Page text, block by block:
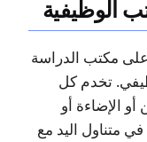
الوظيفية
مكتب الدراسة
تخدم كل
الإضاءة أو
متناول اليد مع